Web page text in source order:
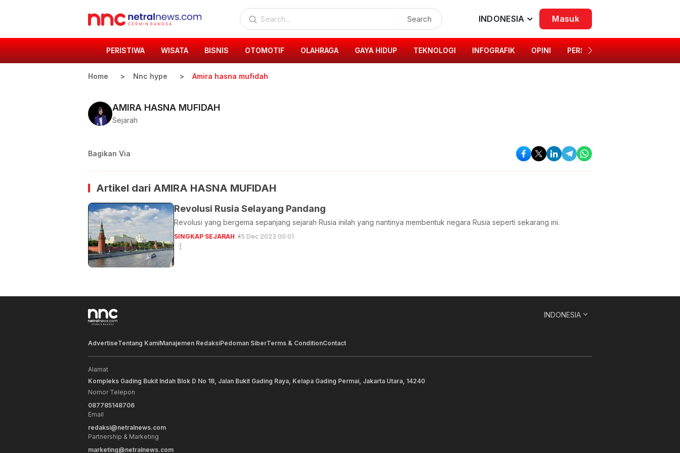
Search INDONESIA Masuk
PERISTIWA WISATA BISNIS OTOMOTIF OLAHRAGA GAYA HIDUP TEKNOLOGI INFOGRAFIK OPINI PERSONA
Home Nnc hype Amira hasna mufidah
AMIRA HASNA MUFIDAH
Sejarah
Bagikan Via
Artikel dari AMIRA HASNA MUFIDAH
Revolusi Rusia Selayang Pandang
Revolusi yang bergema sepanjang sejarah Rusia inilah yang nantinya membentuk negara Rusia seperti sekarang ini.
SINGKAP SEJARAH 15 Dec 2023 00:01
INDONESIA
AdvertiseTentang KamiManajemen RedaksiPedoman SiberTerms & ConditionContact
Alamat
Kompleks Gading Bukit Indah Blok D No 18, Jalan Bukit Gading Raya, Kelapa Gading Permai, Jakarta Utara, 14240
Nomor Telepon
087785148706
Email
redaksi@netralnews.com
Partnership & Marketing
marketing@netralnews.com